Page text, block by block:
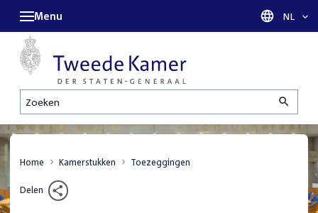
Zoeken
Menu Taal
NL
Home Kamerstukken Toezeggingen
Delen